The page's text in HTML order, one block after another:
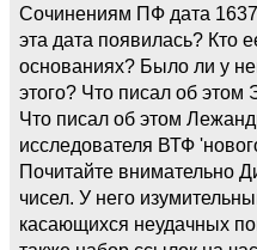
Сочинениям ПФ дата 1637
эта дата появилась? Кто
основаниях? Было ли у
этого? Что писал об этом
Что писал об этом
исследователя ВТФ
Почитайте внимательно
чисел. У него
касающихся неудачных